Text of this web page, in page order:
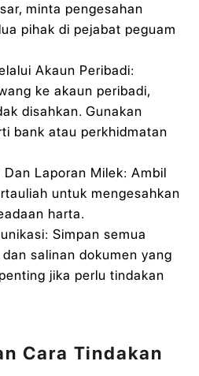
minta pengesahan
pihak di pejabat peguam
Akaun Peribadi:
ke akaun peribadi,
disahkan. Gunakan
bank atau perkhidmatan
Laporan Milek: Ambil
untuk mengesahkan
harta.
Simpan semua
salinan dokumen yang
jika perlu tindakan
Cara Tindakan